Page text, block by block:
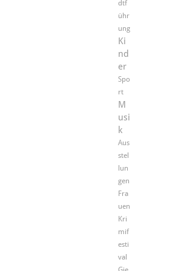
dtf
ühr
ung
Ki
nd
er
Spo
rt
M
usi
k
Aus
stel
lun
gen
Fra
uen
Kri
mif
esti
val